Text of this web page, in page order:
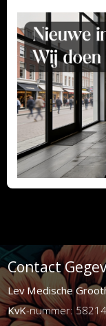
Contact
Lev Medische
KvK-nummer: